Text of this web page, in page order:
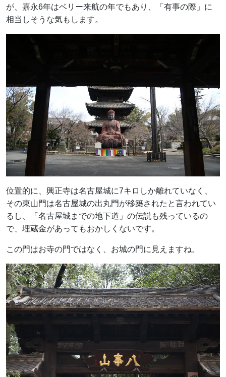
が、嘉永6年はベリー来航の年でもあり、「有事の際」に
相当しそうな気もします。
位置的に、興正寺は名古屋城に7キロしか離れていなく、
その東山門は名古屋城の出丸門が移築されたと言われてい
るし、「名古屋城までの地下道」の伝説も残っているの
で、埋蔵金があってもおかしくないです。
この門はお寺の門ではなく、お城の門に見えますね。